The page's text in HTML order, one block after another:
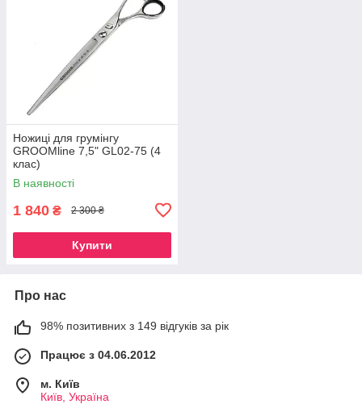
Ножиці для грумінгу
GROOMline 7,5" GL02-75 (4
клас)
В наявності
1 840 ₴ 2 300 ₴
Купити
Про нас
98% позитивних з 149 відгуків за рік
Працює з 04.06.2012
м. Київ
Київ, Україна